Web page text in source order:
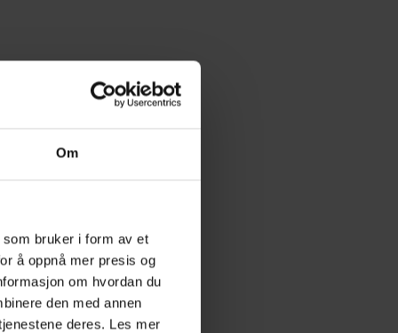
Om
bruker i form av et
å oppnå mer presis og
om hvordan du
den med annen
deres. Les mer